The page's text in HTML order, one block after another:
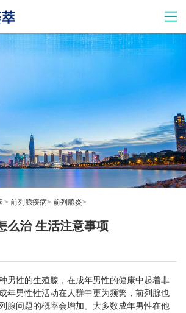
> 前列腺疾病> 前列腺炎>
么治 生活注意事项
男性的生殖腺，在成年男性的健康中起着非
年男性性活动在人群中更为频繁，前列腺也
腺问题的概率会增加。大多数成年男性在他